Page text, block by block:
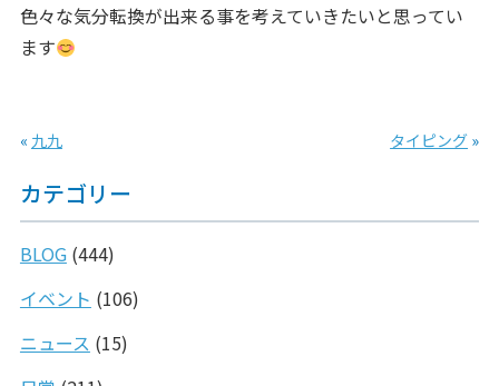
色々な気分転換が出来る事を考えていきたいと思ってい
ます
« 九九 タイピング »
カテゴリー
BLOG(444)
イベント (106)
ニュース (15)